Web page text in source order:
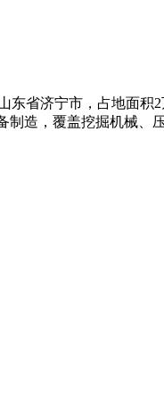
省济宁市，占地面积
造，覆盖挖掘机械、